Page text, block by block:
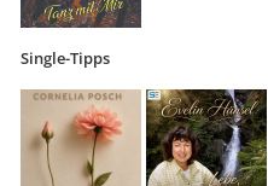
Single-Tipps